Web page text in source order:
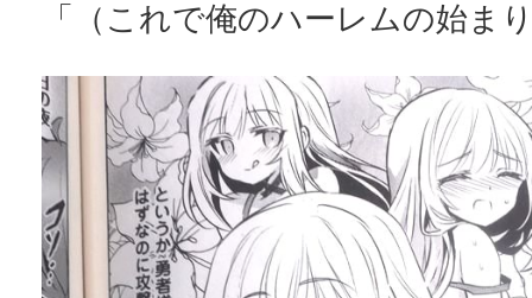
「（これで俺のハーレムの始ま